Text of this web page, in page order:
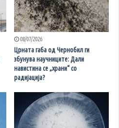
08/07/2026
Црната габа од Чернобил ги
збунува научниците: Дали
навистина се „храни“ со
радијација?